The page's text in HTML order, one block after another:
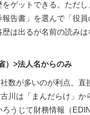
ゲットできる。ただし
報告書」を選んで「役
歴は出るが名前の読みは
）>法人名からのみ
数が多いのが利点。直
川は「まんだらけ」か
ろうじて財務情報（